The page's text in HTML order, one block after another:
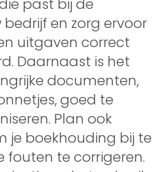
past bij de
en zorg ervoor
uitgaven correct
Daarnaast is het
documenten,
goed te
Plan ook
je boekhouding bij te
fouten te corrigeren.